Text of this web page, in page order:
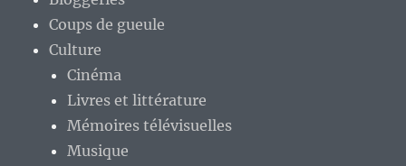
Coups de gueule
Culture
Cinéma
Livres et littérature
Mémoires télévisuelles
Musique